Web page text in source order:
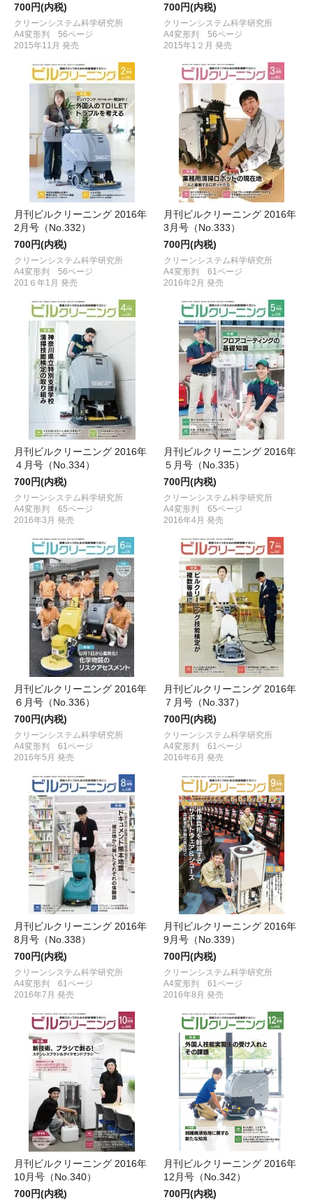
700円(内税)
クリーンシステム科学研究所
A4変形判 56ページ
2015年11月 発売
700円(内税)
クリーンシステム科学研究所
A4変形判 56ページ
2015年1２月 発売
月刊ビルクリーニング 2016年
2月号（No.332）
700円(内税)
クリーンシステム科学研究所
A4変形判 56ページ
201６年1月 発売
月刊ビルクリーニング 2016年
3月号（No.333）
700円(内税)
クリーンシステム科学研究所
A4変形判 61ページ
2016年2月 発売
月刊ビルクリーニング 2016年
４月号（No.334）
700円(内税)
クリーンシステム科学研究所
A4変形判 65ページ
2016年3月 発売
月刊ビルクリーニング 2016年
５月号（No.335）
700円(内税)
クリーンシステム科学研究所
A4変形判 65ページ
2016年4月 発売
月刊ビルクリーニング 2016年
６月号（No.336）
700円(内税)
クリーンシステム科学研究所
A4変形判 61ページ
2016年5月 発売
月刊ビルクリーニング 2016年
７月号（No.337）
700円(内税)
クリーンシステム科学研究所
A4変形判 61ページ
2016年6月 発売
月刊ビルクリーニング 2016年
8月号（No.338）
700円(内税)
クリーンシステム科学研究所
A4変形判 61ページ
2016年7月 発売
月刊ビルクリーニング 2016年
9月号（No.339）
700円(内税)
クリーンシステム科学研究所
A4変形判 61ページ
2016年8月 発売
月刊ビルクリーニング 2016年
10月号（No.340）
700円(内税)
月刊ビルクリーニング 2016年
12月号（No.342）
700円(内税)